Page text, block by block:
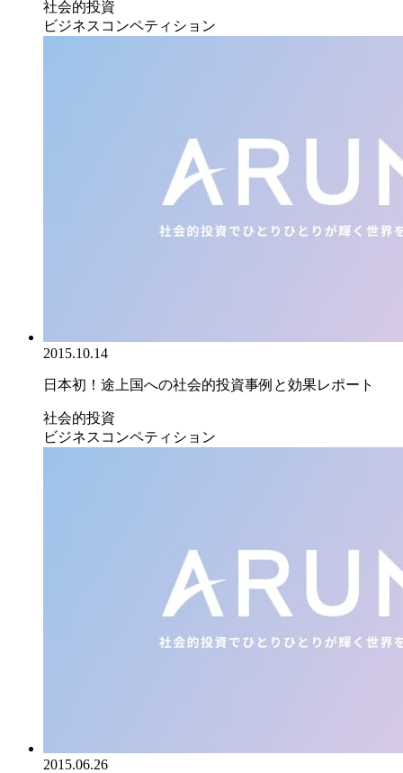
社会的投資
ビジネスコンペティション
2015.10.14
日本初！途上国への社会的投資事例と効果レポート
社会的投資
ビジネスコンペティション
2015.06.26